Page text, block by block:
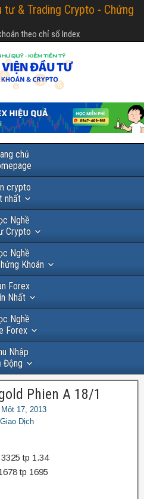
& Trading Crypto - Chứng
theo chỉ số Index
chủ
crypto
nhất
Nghề
Crypto
Nghề
Khoán
Forex
Nhất
Nghề
Forex
Nhập
Động
Phien A 18/1
17, 2013
Dịch
tp 1.34
tp 1695